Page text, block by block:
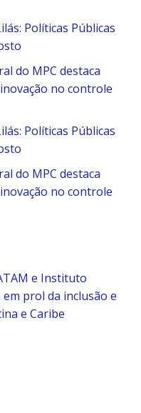
Políticas Públicas
do MPC destaca
no controle
Políticas Públicas
do MPC destaca
no controle
e Instituto
prol da inclusão e
e Caribe